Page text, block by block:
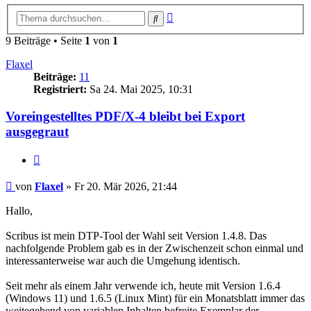
Suche
9 Beiträge • Seite 1 von 1
Flaxel
Beiträge: 11
Registriert: Sa 24. Mai 2025, 10:31
Voreingestelltes PDF/X-4 bleibt bei Export
ausgegraut
Beitrag
von Flaxel » Fr 20. Mär 2026, 21:44
Hallo,
Scribus ist mein DTP-Tool der Wahl seit Version 1.4.8. Das
nachfolgende Problem gab es in der Zwischenzeit schon einmal und
interessanterweise war auch die Umgehung identisch.
Seit mehr als einem Jahr verwende ich, heute mit Version 1.6.4
(Windows 11) und 1.6.5 (Linux Mint) für ein Monatsblatt immer das